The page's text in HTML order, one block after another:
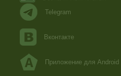
Telegram
Вконтакте
Приложение для Android